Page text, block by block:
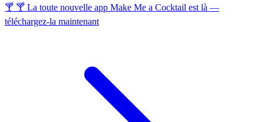
🍸 🍸 La toute nouvelle app Make Me a Cocktail est là —
téléchargez-la maintenant